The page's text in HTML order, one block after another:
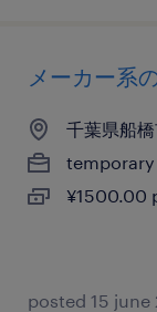
メーカー系
千葉県船
temporary
¥1500.00
posted 15 june